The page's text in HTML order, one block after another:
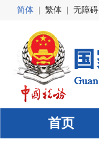
简体 繁体 无障碍
首页